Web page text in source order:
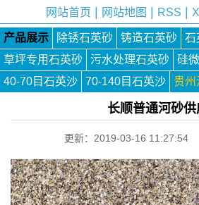
网站首页 网站地图 RSS
产品展示 除锈石英砂 铸造石英砂 石
草坪专用石英砂
污水处理石英砂 硅
40-70目石英沙
70-140目石英沙 贵州
长顺普通河砂供
更新：2019-03-16 11:27:54